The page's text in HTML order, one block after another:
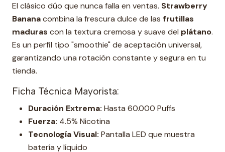
El clásico dúo que nunca falla en ventas. Strawberry
Bananacombina la frescura dulce de las frutillas
maduras con la textura cremosa y suave del plátano.
Es un perfil tipo "smoothie" de aceptación universal,
garantizando una rotación constante y segura en tu
tienda.
Ficha Técnica Mayorista:
Duración Extrema: Hasta 60.000 Puffs
Fuerza: 4.5% Nicotina
Tecnología Visual: Pantalla LED que muestra
batería y líquido